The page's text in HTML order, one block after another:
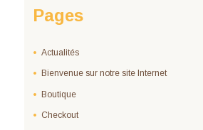
Pages
Actualités
Bienvenue sur notre site Internet
Boutique
Checkout